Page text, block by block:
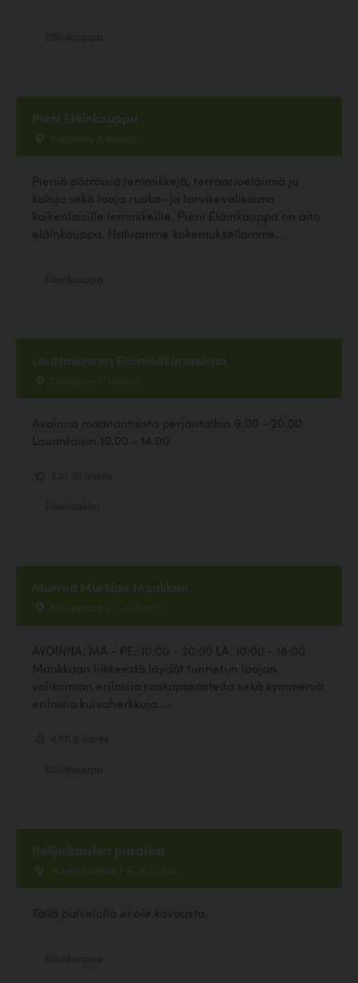
Pieni Eläinkauppa
Pallokatu 3, Kuopio
Pieniä pörröisiä lemmikkejä, terraarioeläimiä ja
kaloja sekä laaja ruoka- ja tarvikevalikoima
kaikenlaisille lemmikeille. Pieni Eläinkauppa on aito
eläinkauppa. Haluamme kokemuksellamme...
Lauttasaaren Eläinlääkäriasema
Otavantie 7, Helsinki
Avoinna maanantaista perjantaihin 9.00 - 20.00
Lauantaisin 10.00 - 14.00
Murren Murkina Mankkaa
Mankkaantie 2-4, Espoo
AVOINNA: MA - PE: 10:00 - 20:00 LA: 10:00 - 18:00
Mankkaan liikkeestä löydät tunnetun laajan
valikoiman erilaisia raakapakasteita sekä kymmeniä
erilaisia kuivaherkkuja....
Nelijalkaisten paratiisi
Hyljelahdentie 7 E 24, Espoo
Tällä palvelulla ei ole kuvausta.